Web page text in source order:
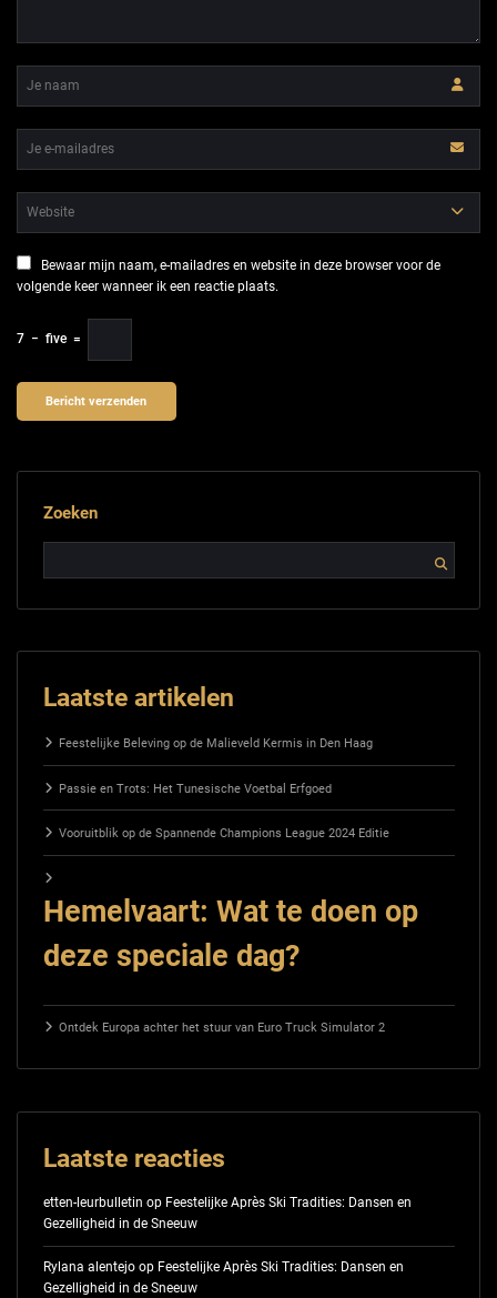
Bewaar mijn naam, e-mailadres en website in deze browser voor de
volgende keer wanneer ik een reactie plaats.
7 − five =
Zoeken
Laatste artikelen
Feestelijke Beleving op de Malieveld Kermis in Den Haag
Passie en Trots: Het Tunesische Voetbal Erfgoed
Vooruitblik op de Spannende Champions League 2024 Editie
Hemelvaart: Wat te doen op
deze speciale dag?
Ontdek Europa achter het stuur van Euro Truck Simulator 2
Laatste reacties
etten-leurbulletin op Feestelijke Après Ski Tradities: Dansen en
Gezelligheid in de Sneeuw
Rylana alentejoop Feestelijke Après Ski Tradities: Dansen en
Gezelligheid in de Sneeuw